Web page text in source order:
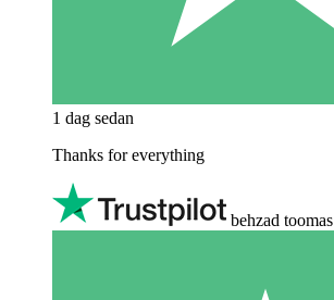
1 dag sedan
Thanks for everything
behzad toomas